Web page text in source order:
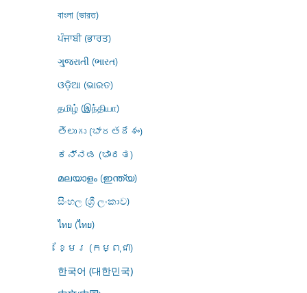
বাংলা (ভারত)
ਪੰਜਾਬੀ (ਭਾਰਤ)
ગુજરાતી (ભારત)
ଓଡ଼ିଆ (ଭାରତ)
தமிழ் (இந்தியா)
తెలుగు (భారతదేశం)
ಕನ್ನಡ (ಭಾರತ)
മലയാളം (ഇന്ത്യ)
සිංහල (ශ්‍රී ලංකාව)
ไทย (ไทย)
ខ្មែរ (កម្ពុជា)
한국어 (대한민국)